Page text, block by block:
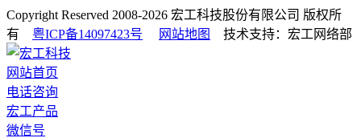
Copyright Reserved 2008-2026 宏工科技股份有限公司 版权所
有 粤ICP备14097423号 网站地图 技术支持：宏工网络部
网站首页
电话咨询
宏工产品
微信号